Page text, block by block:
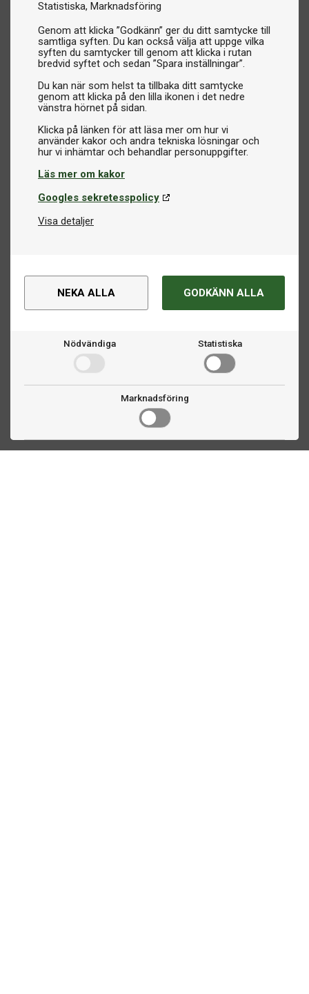
Statistiska Marknadsföring
Genom att klicka ”Godkänn” ger du ditt samtycke till
samtliga syften. Du kan också välja att uppge vilka
syften du samtycker till genom att klicka i rutan
bredvid syftet och sedan ”Spara inställningar”.
Du kan när som helst ta tillbaka ditt samtycke
genom att klicka på den lilla ikonen i det nedre
vänstra hörnet på sidan.
Klicka på länken för att läsa mer om hur vi
använder kakor och andra tekniska lösningar och
Läs mer om kakor
Googles sekretesspolicy
Visa detaljer
NEKA ALLA GODKÄNN ALLA
Nödvändiga Statistiska
Marknadsföring